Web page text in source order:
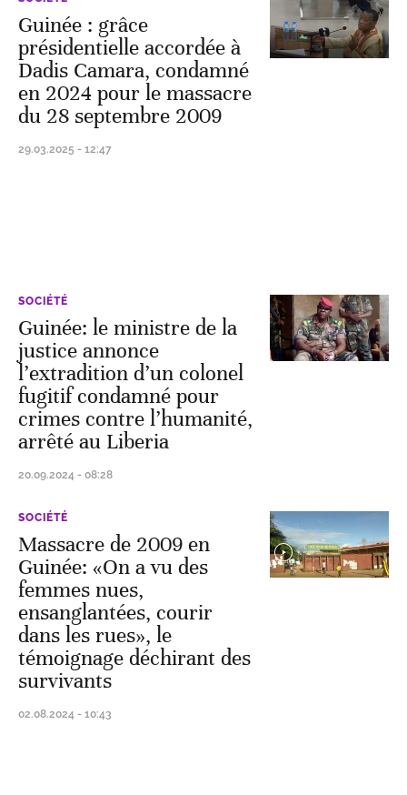
Guinée : grâce
présidentielle accordée à
Dadis Camara, condamné
en 2024 pour le massacre
du 28 septembre 2009
29.03.2025 - 12:47
SOCIÉTÉ
Guinée: le ministre de la
justice annonce
l’extradition d’un colonel
fugitif condamné pour
crimes contre l’humanité,
arrêté au Liberia
20.09.2024 - 08:28
SOCIÉTÉ
Massacre de 2009 en
Guinée: «On a vu des
femmes nues,
ensanglantées, courir
dans les rues», le
témoignage déchirant des
survivants
02.08.2024 - 10:43